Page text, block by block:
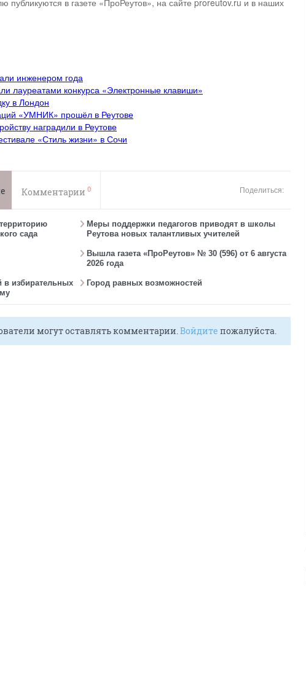
в газете «ПроРеутов», на сайте proreutov.ru и в наших
инженером года
лауреатами конкурса «Электронные клавиши»
в Лондон
«УМНИК» прошёл в Реутове
наградили в Реутове
«Стиль жизни» в Сочи
Комментарии 0 Поделиться:
сада
Меры поддержки педагогов приводят в школы
Реутова новых талантливых учителей
Вышла газета «ПроРеутов» № 30 (596) от 6 августа
2026 года
в избирательных
Город равных возможностей
могут оставлять комментарии.Войдите пожалуйста.